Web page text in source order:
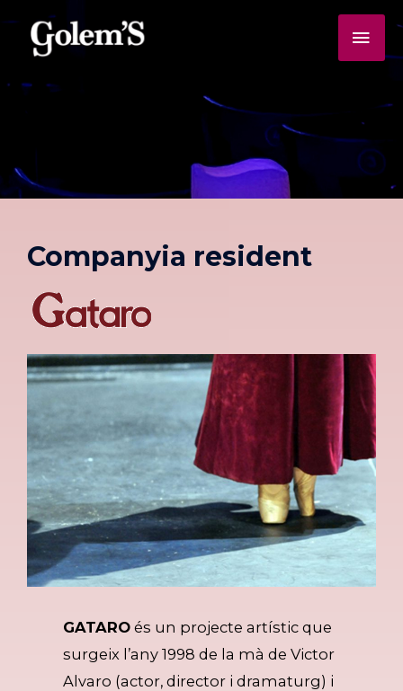
Companyia resident
GATARO és un projecte artístic que
surgeix l’any 1998 de la mà de Victor
Alvaro (actor, director i dramaturg) i